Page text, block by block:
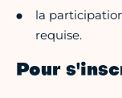
la
requise.
Pour